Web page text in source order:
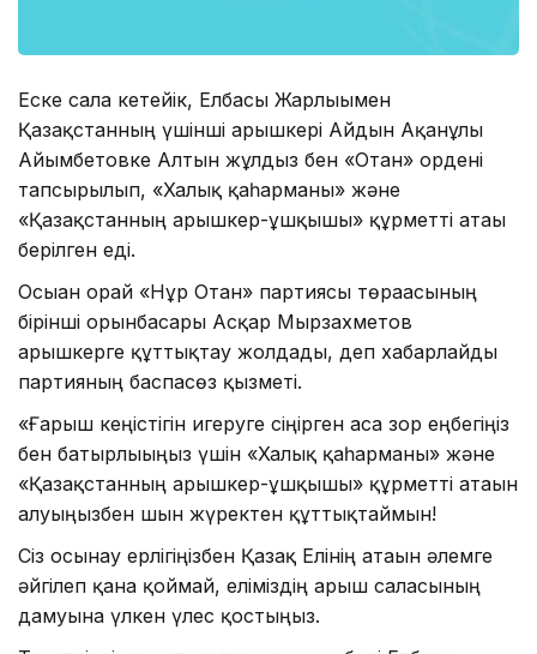
Еске сала кетейік, Елбасы Жарлығымен
Қазақстанның үшінші ғарышкері Айдын Ақанұлы
Айымбетовке Алтын жұлдыз бен «Отан» ордені
тапсырылып, «Халық қаһарманы» және
«Қазақстанның ғарышкер-ұшқышы» құрметті атағы
берілген еді.
Осыған орай «Нұр Отан» партиясы төрағасының
бірінші орынбасары Асқар Мырзахметов
ғарышкерге құттықтау жолдады, деп хабарлайды
партияның баспасөз қызметі.
«Ғарыш кеңістігін игеруге сіңірген аса зор еңбегіңіз
бен батырлығыңыз үшін «Халық қаһарманы» және
«Қазақстанның ғарышкер-ұшқышы» құрметті атағын
алуыңызбен шын жүректен құттықтаймын!
Сіз осынау ерлігіңізбен Қазақ Елінің атағын әлемге
әйгілеп қана қоймай, еліміздің ғарыш саласының
дамуына үлкен үлес қостыңыз.